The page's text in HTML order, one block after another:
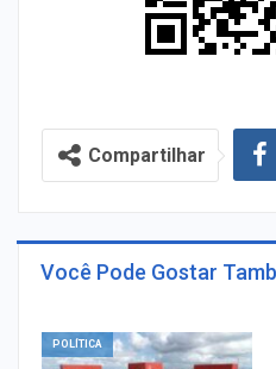
Compartilhar
Você Pode Gostar
POLÍTICA